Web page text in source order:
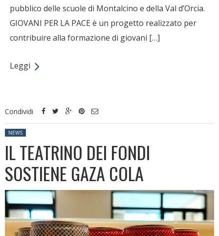
pubblico delle scuole di Montalcino e della Val d’Orcia.
GIOVANI PER LA PACE è un progetto realizzato per
contribuire alla formazione di giovani […]
Leggi
Condividi
Posted in:
NEWS
IL TEATRINO DEI FONDI
SOSTIENE GAZA COLA